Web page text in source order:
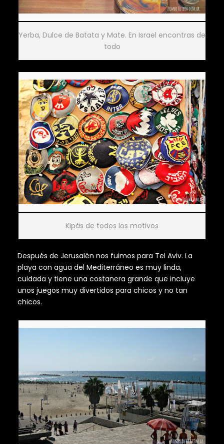
Yerba, Dulce de Batata y Mate. En Israel encontras de
todo
Kipás de todos los motivos
Después de Jerusalén nos fuimos para Tel Aviv. La
playa con agua del Mediterráneo es muy linda,
cuidada y tiene una costanera grande que incluye
unos juegos muy divertidos para chicos y no tan
chicos.